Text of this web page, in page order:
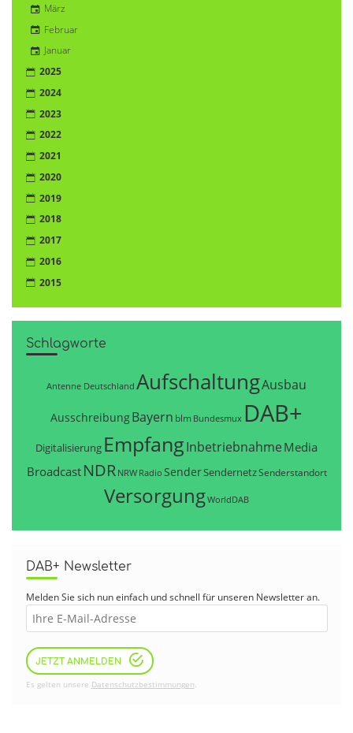
März
Februar
Januar
2025
2024
2023
2022
2021
2020
2019
2018
2017
2016
2015
Schlagworte
Antenne Deutschland AufschaltungAusbau
AusschreibungBayern blm Bundesmux DAB+
Digitalisierung EmpfangInbetriebnahme Media
Broadcast NDR NRW Radio SenderSendernetzSenderstandort
VersorgungWorldDAB
DAB+ Newsletter
Melden Sie sich nun einfach und schnell für unseren Newsletter an.
JETZT ANMELDEN
Es gelten unsere Datenschutzbestimmungen.